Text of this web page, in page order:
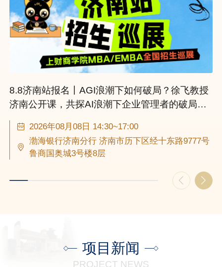
8.8济南站报名丨AGI浪潮下如何破局？徐飞教授
济南公开课，共探AI浪潮下企业管理者的破局成
长之路丨上财商学院MBA/EMBA全国招生巡展
2026年08月08日 14:30~17:00
渤海银行济南分行 济南市历下区经十东路9777号
鲁商国奥城3号楼8层
项目新闻
PROJECT NEWS